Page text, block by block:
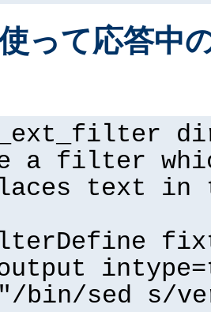
って応答中
a filter
text in
bin/sed s/